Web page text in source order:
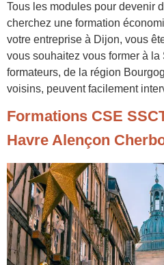
Tous les modules pour devenir
cherchez une formation
votre entreprise à Dijon, vous
vous souhaitez vous former à
formateurs, de la région
voisins, peuvent facilement
Formations CSE
Havre Alençon